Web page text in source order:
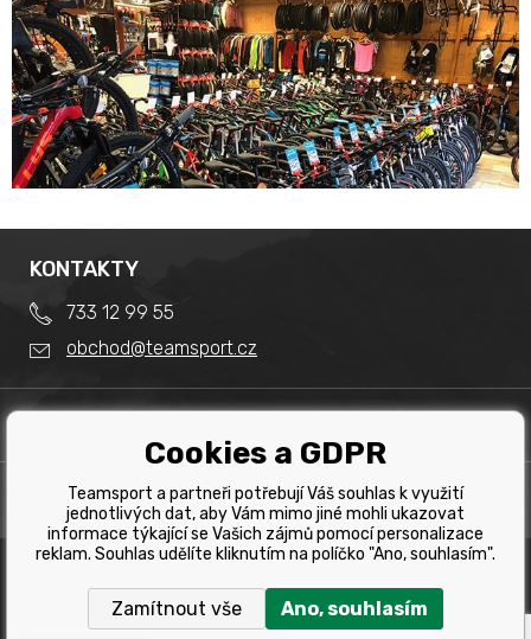
Obchodní podmínky
Splátkový prodej
Reklamace
Tabulka velikostí kol
Tabulka velikostí oblečení
PRODEJNA
Team Sport - Tomáš Binar
Dlouhá 1228/44C
Havířov
KONTAKTY
733 12 99 55
obchod@teamsport.cz
Copyright © 2019 Team Sport Havířov. Všechna pravá
Cookies a GDPR
Teamsport a partneři potřebují Váš souhlas k využití
jednotlivých dat, aby Vám mimo jiné mohli ukazovat
informace týkající se Vašich zájmů pomocí personalizace
reklam. Souhlas udělíte kliknutím na políčko "Ano, souhlasím".
Zamítnout vše Ano, souhlasím